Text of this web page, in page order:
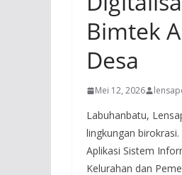
Bimtek
Desa
Mei 12, 2026
Labuhanbatu,
lingkungan
Aplikasi Sistem
Kelurahan dan